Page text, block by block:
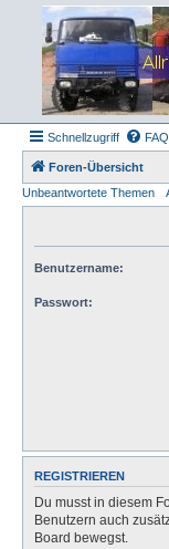
Schnellzugriff FAQ
Foren-Übersicht
Unbeantwortete Themen
Benutzername:
Passwort:
REGISTRIEREN
Du musst in diesem
Benutzern auch
Board bewegst.